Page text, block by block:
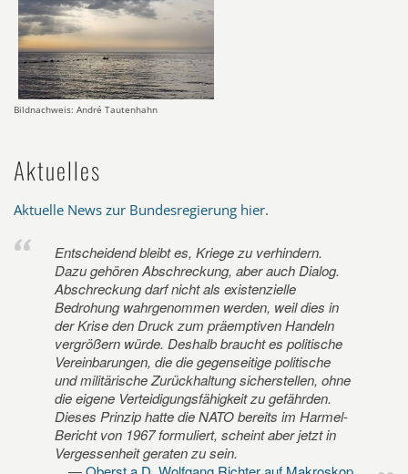
Bildnachweis: André Tautenhahn
Aktuelles
Aktuelle News zur Bundesregierung hier.
Entscheidend bleibt es, Kriege zu verhindern.
Dazu gehören Abschreckung, aber auch Dialog.
Abschreckung darf nicht als existenzielle
Bedrohung wahrgenommen werden, weil dies in
der Krise den Druck zum präemptiven Handeln
vergrößern würde. Deshalb braucht es politische
Vereinbarungen, die die gegenseitige politische
und militärische Zurückhaltung sicherstellen, ohne
die eigene Verteidigungsfähigkeit zu gefährden.
Dieses Prinzip hatte die NATO bereits im Harmel-
Bericht von 1967 formuliert, scheint aber jetzt in
Vergessenheit geraten zu sein.